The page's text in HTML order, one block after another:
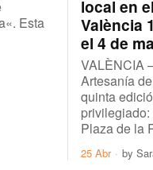
Esta
local en
València
el 4 de
VALÈNCIA
Artesanía
quinta
Plaza de la
25 Abr by